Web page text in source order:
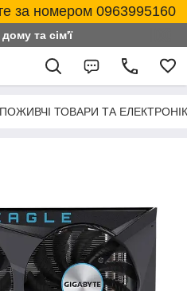
за номером 0963995160
та сім'ї
ТОВАРИ ТА